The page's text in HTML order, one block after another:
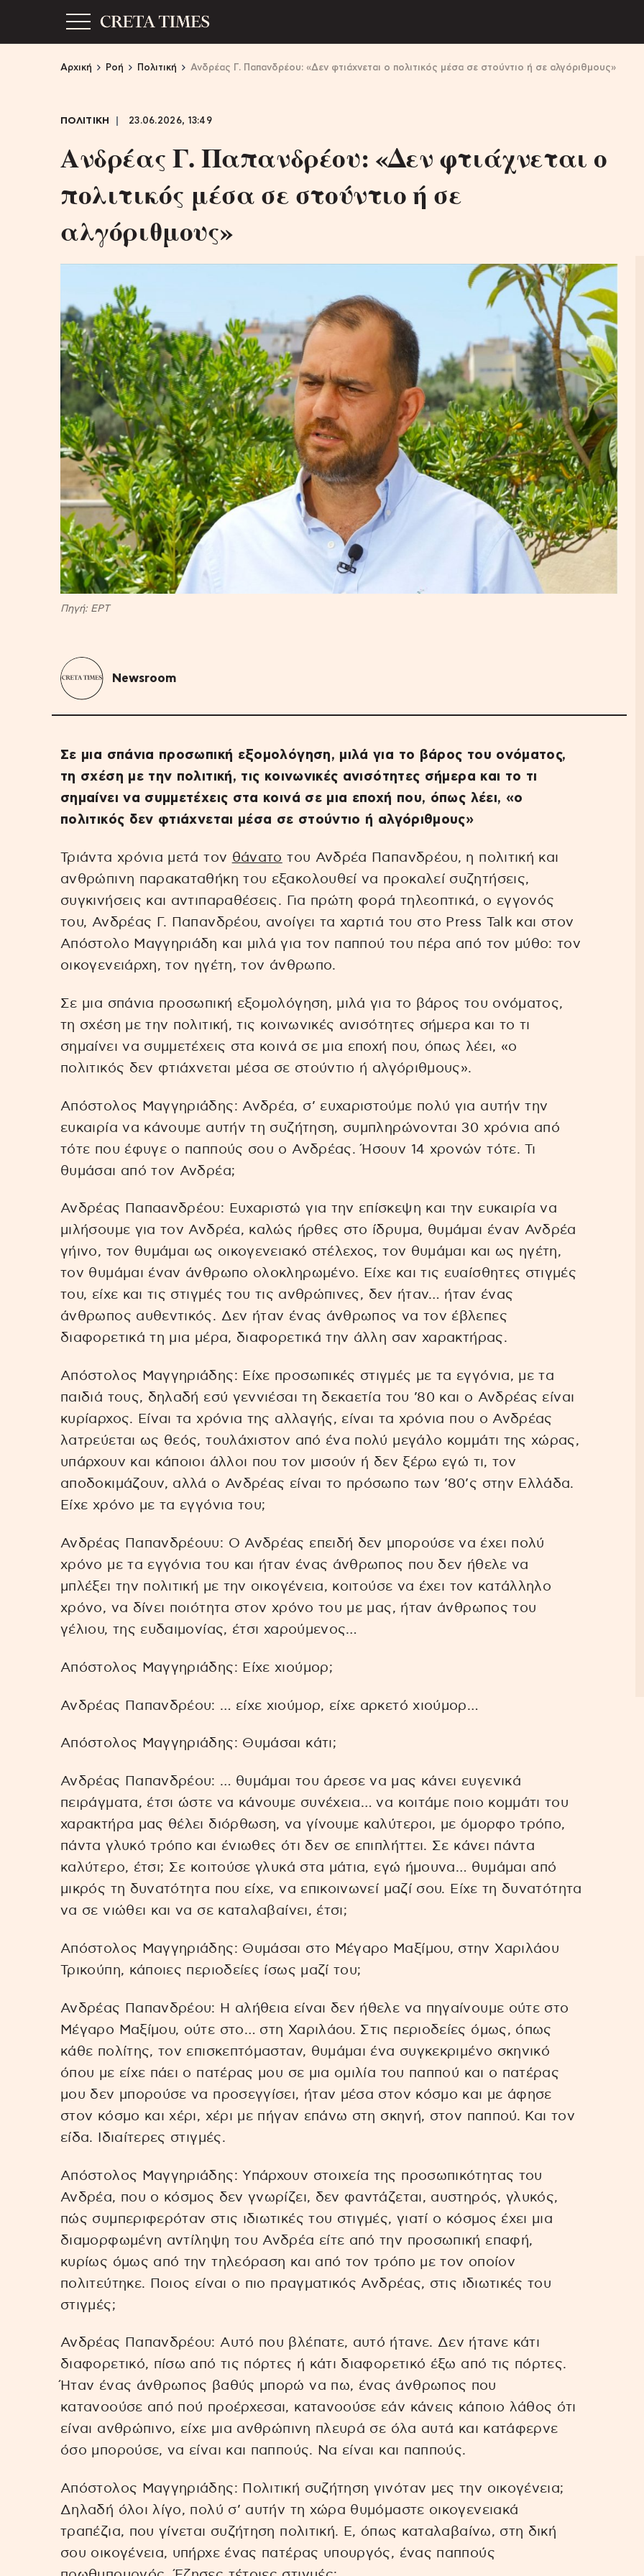
Αρχική Ροή Πολιτική Ανδρέας Γ. Παπανδρέου: «Δεν φτιάχνεται ο πολιτικός μέσα σε στούντιο ή σε αλγόριθμους»
ΠΟΛΙΤΙΚΗ 23.06.2026, 13:49
Ανδρέας Γ. Παπανδρέου: «Δεν φτιάχνεται ο
πολιτικός μέσα σε στούντιο ή σε
αλγόριθμους»
Πηγή: EΡΤ
Newsroom
Σε μια σπάνια προσωπική εξομολόγηση, μιλά για το βάρος του ονόματος,
τη σχέση με την πολιτική, τις κοινωνικές ανισότητες σήμερα και το τι
σημαίνει να συμμετέχεις στα κοινά σε μια εποχή που, όπως λέει, «ο
πολιτικός δεν φτιάχνεται μέσα σε στούντιο ή αλγόριθμους»
Τριάντα χρόνια μετά τον θάνατο του Ανδρέα Παπανδρέου, η πολιτική και
ανθρώπινη παρακαταθήκη του εξακολουθεί να προκαλεί συζητήσεις,
συγκινήσεις και αντιπαραθέσεις. Για πρώτη φορά τηλεοπτικά, ο εγγονός
του, Ανδρέας Γ. Παπανδρέου, ανοίγει τα χαρτιά του στο Press Talk και στον
Απόστολο Μαγγηριάδη και μιλά για τον παππού του πέρα από τον μύθο: τον
οικογενειάρχη, τον ηγέτη, τον άνθρωπο.
Σε μια σπάνια προσωπική εξομολόγηση, μιλά για το βάρος του ονόματος,
τη σχέση με την πολιτική, τις κοινωνικές ανισότητες σήμερα και το τι
σημαίνει να συμμετέχεις στα κοινά σε μια εποχή που, όπως λέει, «ο
πολιτικός δεν φτιάχνεται μέσα σε στούντιο ή αλγόριθμους».
Απόστολος Μαγγηριάδης: Ανδρέα, σ’ ευχαριστούμε πολύ για αυτήν την
ευκαιρία να κάνουμε αυτήν τη συζήτηση, συμπληρώνονται 30 χρόνια από
τότε που έφυγε ο παππούς σου ο Ανδρέας. Ήσουν 14 χρονών τότε. Τι
θυμάσαι από τον Ανδρέα;
Ανδρέας Παπαανδρέου: Ευχαριστώ για την επίσκεψη και την ευκαιρία να
μιλήσουμε για τον Ανδρέα, καλώς ήρθες στο ίδρυμα, θυμάμαι έναν Ανδρέα
γήινο, τον θυμάμαι ως οικογενειακό στέλεχος, τον θυμάμαι και ως ηγέτη,
τον θυμάμαι έναν άνθρωπο ολοκληρωμένο. Είχε και τις ευαίσθητες στιγμές
του, είχε και τις στιγμές του τις ανθρώπινες, δεν ήταν… ήταν ένας
άνθρωπος αυθεντικός. Δεν ήταν ένας άνθρωπος να τον έβλεπες
διαφορετικά τη μια μέρα, διαφορετικά την άλλη σαν χαρακτήρας.
Απόστολος Μαγγηριάδης: Είχε προσωπικές στιγμές με τα εγγόνια, με τα
παιδιά τους, δηλαδή εσύ γεννιέσαι τη δεκαετία του ’80 και ο Ανδρέας είναι
κυρίαρχος. Είναι τα χρόνια της αλλαγής, είναι τα χρόνια που ο Ανδρέας
λατρεύεται ως θεός, τουλάχιστον από ένα πολύ μεγάλο κομμάτι της χώρας,
υπάρχουν και κάποιοι άλλοι που τον μισούν ή δεν ξέρω εγώ τι, τον
αποδοκιμάζουν, αλλά ο Ανδρέας είναι το πρόσωπο των ’80’ς στην Ελλάδα.
Είχε χρόνο με τα εγγόνια του;
Ανδρέας Παπανδρέουυ: Ο Ανδρέας επειδή δεν μπορούσε να έχει πολύ
χρόνο με τα εγγόνια του και ήταν ένας άνθρωπος που δεν ήθελε να
μπλέξει την πολιτική με την οικογένεια, κοιτούσε να έχει τον κατάλληλο
χρόνο, να δίνει ποιότητα στον χρόνο του με μας, ήταν άνθρωπος του
γέλιου, της ευδαιμονίας, έτσι χαρούμενος…
Απόστολος Μαγγηριάδης: Είχε χιούμορ;
Ανδρέας Παπανδρέου: … είχε χιούμορ, είχε αρκετό χιούμορ…
Απόστολος Μαγγηριάδης: Θυμάσαι κάτι;
Ανδρέας Παπανδρέου: … θυμάμαι του άρεσε να μας κάνει ευγενικά
πειράγματα, έτσι ώστε να κάνουμε συνέχεια… να κοιτάμε ποιο κομμάτι του
χαρακτήρα μας θέλει διόρθωση, να γίνουμε καλύτεροι, με όμορφο τρόπο,
πάντα γλυκό τρόπο και ένιωθες ότι δεν σε επιπλήττει. Σε κάνει πάντα
καλύτερο, έτσι; Σε κοιτούσε γλυκά στα μάτια, εγώ ήμουνα… θυμάμαι από
μικρός τη δυνατότητα που είχε, να επικοινωνεί μαζί σου. Είχε τη δυνατότητα
να σε νιώθει και να σε καταλαβαίνει, έτσι;
Απόστολος Μαγγηριάδης: Θυμάσαι στο Μέγαρο Μαξίμου, στην Χαριλάου
Τρικούπη, κάποιες περιοδείες ίσως μαζί του;
Ανδρέας Παπανδρέου: Η αλήθεια είναι δεν ήθελε να πηγαίνουμε ούτε στο
Μέγαρο Μαξίμου, ούτε στο… στη Χαριλάου. Στις περιοδείες όμως, όπως
κάθε πολίτης, τον επισκεπτόμασταν, θυμάμαι ένα συγκεκριμένο σκηνικό
όπου με είχε πάει ο πατέρας μου σε μια ομιλία του παππού και ο πατέρας
μου δεν μπορούσε να προσεγγίσει, ήταν μέσα στον κόσμο και με άφησε
στον κόσμο και χέρι, χέρι με πήγαν επάνω στη σκηνή, στον παππού. Και τον
είδα. Ιδιαίτερες στιγμές.
Απόστολος Μαγγηριάδης: Υπάρχουν στοιχεία της προσωπικότητας του
Ανδρέα, που ο κόσμος δεν γνωρίζει, δεν φαντάζεται, αυστηρός, γλυκός,
πώς συμπεριφερόταν στις ιδιωτικές του στιγμές, γιατί ο κόσμος έχει μια
διαμορφωμένη αντίληψη του Ανδρέα είτε από την προσωπική επαφή,
κυρίως όμως από την τηλεόραση και από τον τρόπο με τον οποίον
πολιτεύτηκε. Ποιος είναι ο πιο πραγματικός Ανδρέας, στις ιδιωτικές του
στιγμές;
Ανδρέας Παπανδρέου: Αυτό που βλέπατε, αυτό ήτανε. Δεν ήτανε κάτι
διαφορετικό, πίσω από τις πόρτες ή κάτι διαφορετικό έξω από τις πόρτες.
Ήταν ένας άνθρωπος βαθύς μπορώ να πω, ένας άνθρωπος που
κατανοούσε από πού προέρχεσαι, κατανοούσε εάν κάνεις κάποιο λάθος ότι
είναι ανθρώπινο, είχε μια ανθρώπινη πλευρά σε όλα αυτά και κατάφερνε
όσο μπορούσε, να είναι και παππούς. Να είναι και παππούς.
Απόστολος Μαγγηριάδης: Πολιτική συζήτηση γινόταν μες την οικογένεια;
Δηλαδή όλοι λίγο, πολύ σ’ αυτήν τη χώρα θυμόμαστε οικογενειακά
τραπέζια, που γίνεται συζήτηση πολιτική. Ε, όπως καταλαβαίνω, στη δική
σου οικογένεια, υπήρχε ένας πατέρας υπουργός, ένας παππούς